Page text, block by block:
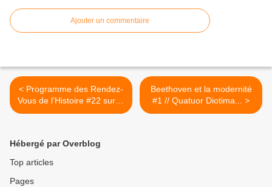
Ajouter un commentaire
< Programme des Rendez-
Vous de l’Histoire #22 sur le
thème de l’Italie - GRATUIT
Beethoven et la modernité
#1 // Quatuor Diotima... >
Hébergé par Overblog
Top articles
Pages